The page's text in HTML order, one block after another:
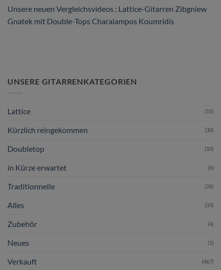
Koumridis
Unsere neuen Vergleichsvideos : Lattice-Gitarren Zibgniew
Gnatek mit Double-Tops Charalampos Koumridis
UNSERE GITARRENKATEGORIEN
Lattice (15)
Kürzlich reingekommen (30)
Doubletop (10)
in Kürze erwartet (6)
Traditionnelle (26)
Alles (33)
Zubehör (4)
Neues (1)
Verkauft (467)